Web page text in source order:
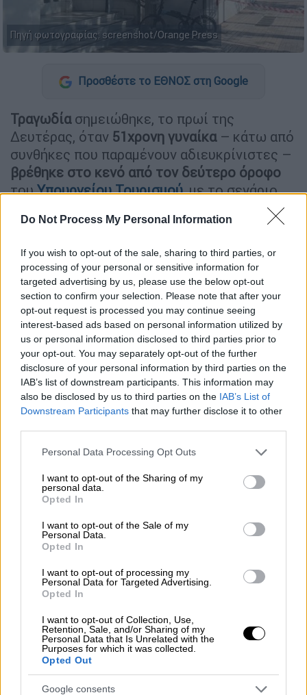
Do Not Process My Personal Information
If you wish to opt-out of the sale, sharing to third parties, or
processing of your personal or sensitive information for
targeted advertising by us, please use the below opt-out
section to confirm your selection. Please note that after your
opt-out request is processed you may continue seeing
interest-based ads based on personal information utilized by
us or personal information disclosed to third parties prior to
your opt-out. You may separately opt-out of the further
disclosure of your personal information by third parties on the
IAB’s list of downstream participants. This information may
also be disclosed by us to third parties on the IAB’s List of
Downstream Participants that may further disclose it to other
Please note that this website/app uses one or more Google
not limited to your visit or usage behaviour. You may click to
grant or deny consent to Google and its third-party tags to
use your data for below specified purposes in below Google
consent section.
Personal Data Processing Opt Outs
I want to opt-out of the Sharing of my
personal data.
Opted In
I want to opt-out of the Sale of my
Personal Data.
Opted In
I want to opt-out of processing my
Personal Data for Targeted Advertising.
Opted In
I want to opt-out of Collection, Use,
Retention, Sale, and/or Sharing of my
Personal Data that Is Unrelated with the
Purposes for which it was collected.
Opted Out
Google consents
Πηγή φωτογραφίας: screenshot/Orange Press
Προσθέστε το ΕΘΝΟΣ στη Google
Τραγωδίασημειώθηκε, το πρωί της
Δευτέρας, όταν 51χρονη γυναίκα– κάτω από
συνθήκες που παραμένουν αδιευκρίνιστες –
βρέθηκε στο κενό από τον δεύτερο όροφο
τουΥπουργείου Τουρισμού, με το σενάριο
της αυτοχειρίας να είναι το επικρατέστερο.
Το περιστατικό σημειώθηκε περίπου στις
8:30 το πρωί, με τοΕΚΑΒνα σπεύδει άμεσα
στο σημείο και να παραλαμβάνει τη γυναίκα.
Η άτυχη 51χρονη μεταφέρθηκε στο
νοσοκομείο «Ευαγγελισμός», όπου
διαπιστώθηκε ο θάνατός της.
ΔΙΑΒΑΣΤΕ ΕΠΙΣΗΣ
Απίστευτο σκηνικό στη Θεσσαλονίκη:
Ανεξέλεγκτη αγελάδα έτρεχε στην
Εθνική Οδό
Σύμφωνα με τις πρώτες πληροφορίες, η
γυναίκα ήταν υπάλληλος του υπουργείου, και
σύμφωνα με αυτόπτες μάρτυρες άνοιξε το
παράθυρο και πήδηξε στο κενό.